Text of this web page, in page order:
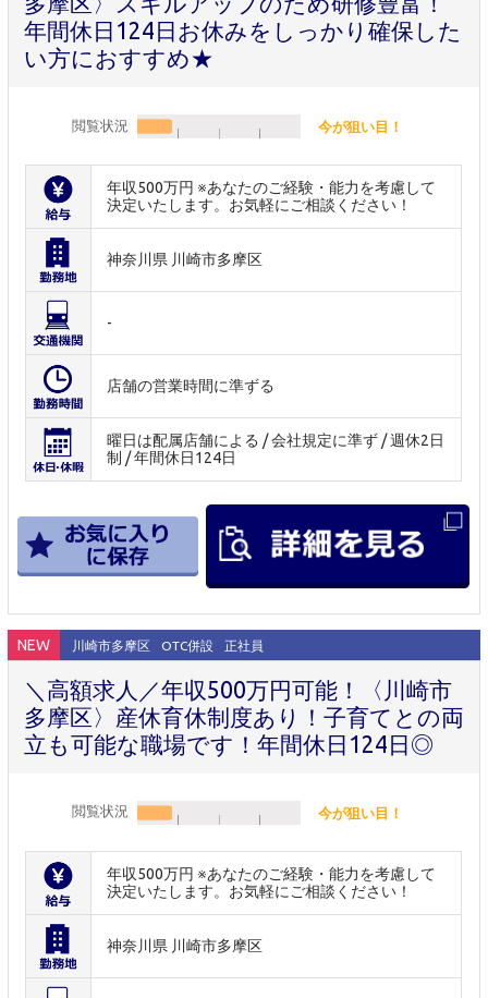
年間休日124日お休みをしっかり確保した
い方におすすめ★
閲覧状況 今が狙い目！
年収500万円 ※あなたのご経験・能力を考慮して
決定いたします。お気軽にご相談ください！
神奈川県 川崎市多摩区
-
店舗の営業時間に準ずる
曜日は配属店舗による / 会社規定に準ず / 週休2日
制 / 年間休日124日
NEW 川崎市多摩区 OTC併設 正社員
＼高額求人／年収500万円可能！〈川崎市
多摩区〉産休育休制度あり！子育てとの両
立も可能な職場です！年間休日124日◎
閲覧状況 今が狙い目！
年収500万円 ※あなたのご経験・能力を考慮して
決定いたします。お気軽にご相談ください！
神奈川県 川崎市多摩区